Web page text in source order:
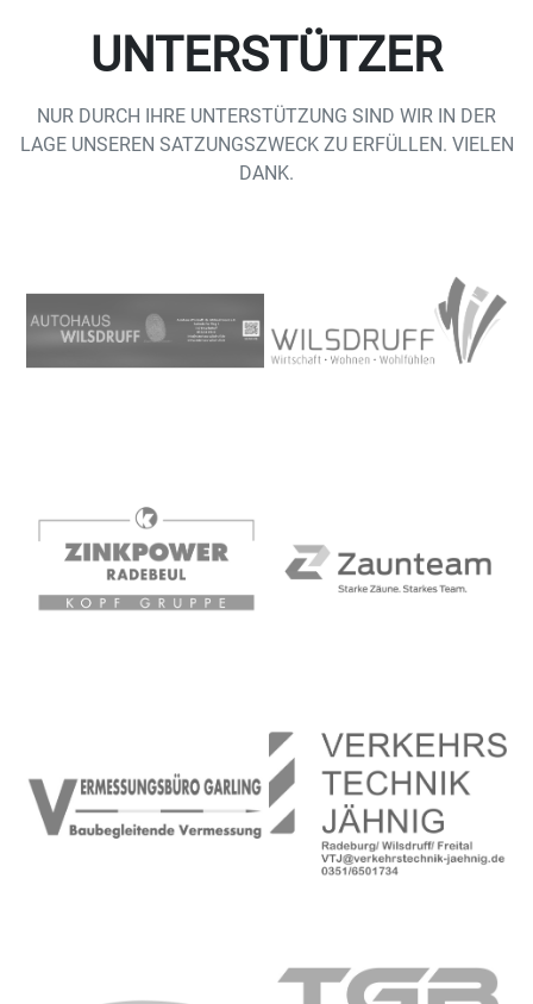
UNTERSTÜTZER
NUR DURCH IHRE UNTERSTÜTZUNG SIND WIR IN DER
LAGE UNSEREN SATZUNGSZWECK ZU ERFÜLLEN. VIELEN
DANK.